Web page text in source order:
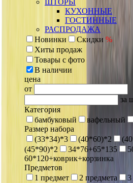
ШТОРЫ
КУХОННЫЕ
ГОСТИННЫЕ
РАСПРОДАЖА
Новинки
Скидки %
Хиты продаж
Товары с фото
В наличии
цена
от
за
Категория
бамбуковый
вафельный
Размер набора
(33*34)*3
(40*60)*2
(45*90)*2
34*76+65*135
60*120+коврик+корзинка
Предметов
1 предмет
2 предмета 3